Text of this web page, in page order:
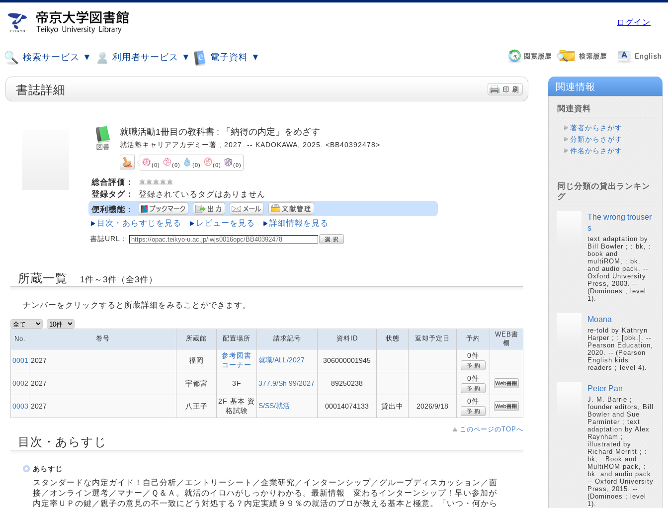
ログイン
検索サービス ▼ 利用者サービス ▼ 電子資料 ▼
書誌詳細
就職活動1冊目の教科書 : 「納得の内定」をめざす
就活塾キャリアアカデミー著 ; 2027. -- KADOKAWA, 2025. <BB40392478>
(0) (0) (0) (0) (0)
総合評価：
登録タグ：
登録されているタグはありません
便利機能：
目次・あらすじを見る
レビューを見る 詳細情報を見る
書誌URL：
所蔵一覧 1件～3件（全3件）
ナンバーをクリックすると所蔵詳細をみることができます。
No. 巻号 所蔵館 配置場所 請求記号 資料ID 状態 返却予定日 予約
WEB書
棚
0001 2027 福岡
参考図書
コーナー
就職/ALL/2027 306000001945
0件
0002 2027 宇都宮 3F 377.9/Sh 99/2027 89250238
0件
0003 2027 八王子
2F 基本 資
格試験
S/SS/就活 00014074133 貸出中 2026/9/18
0件
このページのTOPへ
目次・あらすじ
あらすじ
スタンダードな内定ガイド！自己分析／エントリーシート／企業研究／インターンシップ／グループディスカッション／面
接／オンライン選考／マナー／Ｑ＆Ａ。就活のイロハがしっかりわかる。最新情報 変わるインターンシップ！早い参加が
内定率ＵＰの鍵／親子の意見の不一致にどう対処する？内定実績９９％の就活のプロが教える基本と極意。「いつ・何から
関連情報
関連資料
著者からさがす
分類からさがす
件名からさがす
同じ分類の貸出ランキン
グ
The wrong trouser
s
text adaptation by
Bill Bowler ; : bk, :
book and
multiROM, : bk.
and audio pack. --
Oxford University
Press, 2003. --
(Dominoes ; level
1).
Moana
re-told by Kathryn
Harper ; : [pbk.]. --
Pearson Education,
2020. -- (Pearson
English kids
readers ; level 4).
Peter Pan
J. M. Barrie ;
founder editors, Bill
Bowler and Sue
Parminter ; text
adaptation by Alex
Raynham ;
illustrated by
Richard Merritt ; :
bk, : Book and
MultiROM pack, :
bk. and audio pack.
-- Oxford University
Press, 2015. --
(Dominoes ; level
1).